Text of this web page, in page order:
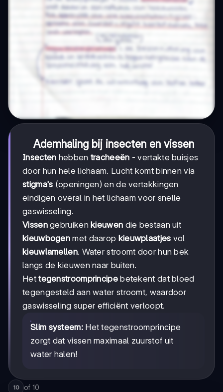
Ademhaling bij insecten en vissen
Insecten hebben tracheeën - vertakte buisjes
door hun hele lichaam. Lucht komt binnen via
stigma's (openingen) en de vertakkingen
eindigen overal in het lichaam voor snelle
gaswisseling.
Vissengebruikenkieuwen die bestaan uit
kieuwbogen met daarop kieuwplaatjes vol
kieuwlamellen. Water stroomt door hun bek
langs de kieuwen naar buiten.
Hettegenstroomprincipebetekent dat bloed
tegengesteld aan water stroomt, waardoor
gaswisseling super efficiënt verloopt.
Slim systeem:Het tegenstroomprincipe
zorgt dat vissen maximaal zuurstof uit
water halen!
10 of 10